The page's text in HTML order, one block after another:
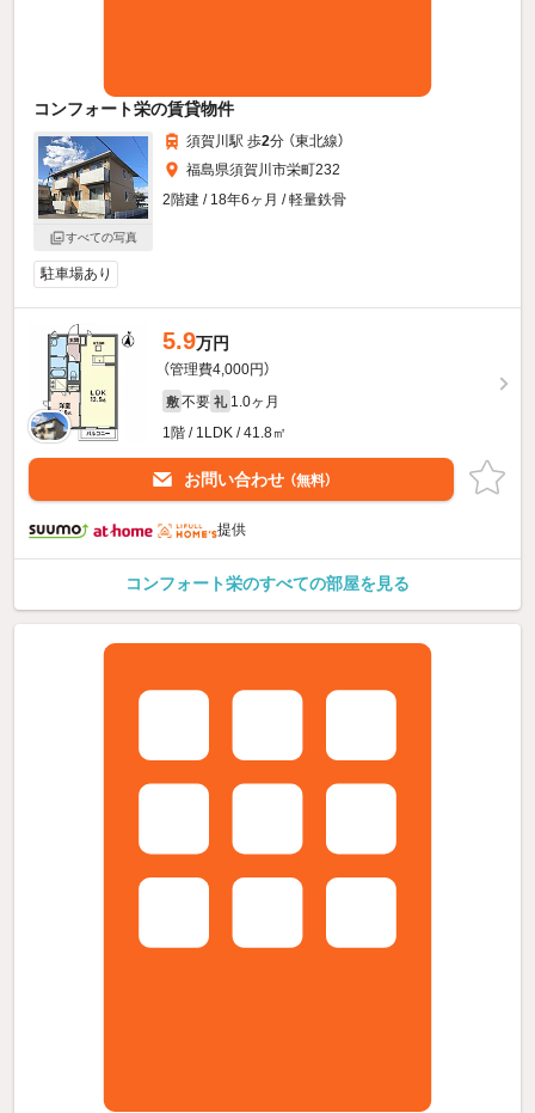
コンフォート栄の賃貸物件
すべての写真
須賀川駅 歩2分 （東北線）
福島県須賀川市栄町232
2階建 / 18年6ヶ月 / 軽量鉄骨
駐車場あり
5.9万円
（管理費4,000円）
敷 不要 礼 1.0ヶ月
1階 / 1LDK / 41.8㎡
お問い合わせ （無料）
提供
コンフォート栄のすべての部屋を見る